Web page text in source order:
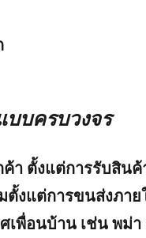
บบครบวงจร
ตั้งแต่การรับสินค้
งแต่การขนส่งภา
พื่อนบ้าน เช่น พม่